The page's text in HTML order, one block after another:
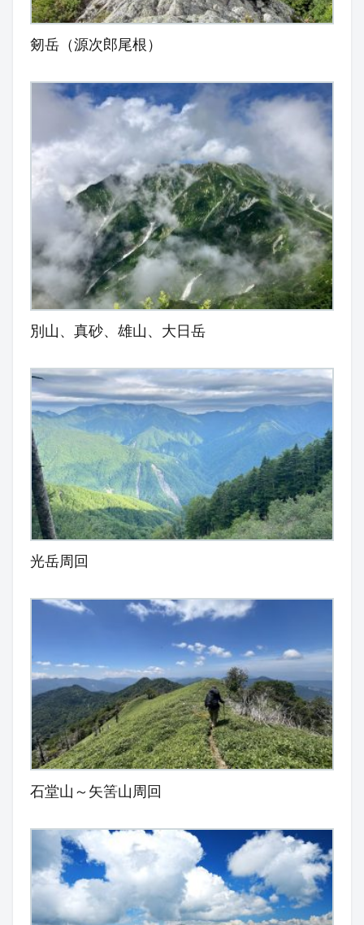
剱岳（源次郎尾根）
別山、真砂、雄山、大日岳
光岳周回
石堂山～矢筈山周回